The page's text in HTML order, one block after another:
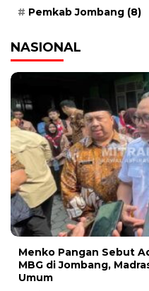
Pemkab Jombang (8)
NASIONAL
Menko Pangan Sebut
MBG di Jombang,
Umum